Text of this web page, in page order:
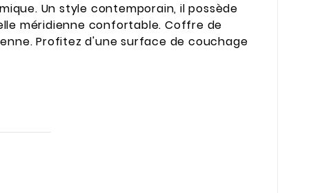
Un style contemporain, il possède
méridienne confortable. Coffre de
Profitez d'une surface de couchage